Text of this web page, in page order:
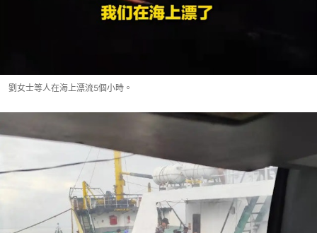
劉女士等人在海上漂流5個小時。